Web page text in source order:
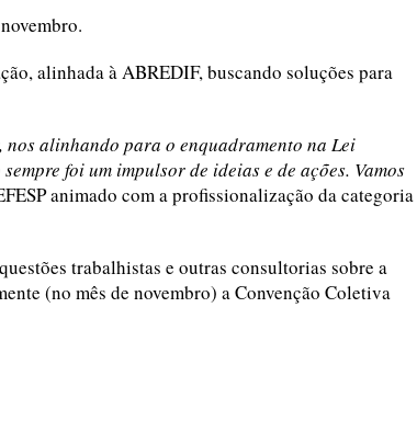
alinhada à ABREDIF, buscando soluções para
nos alinhando para o enquadramento na Lei
foi um impulsor de ideias e de ações. Vamos
animado com a profissionalização da categoria
trabalhistas e outras consultorias sobre a
(no mês de novembro) a Convenção Coletiva